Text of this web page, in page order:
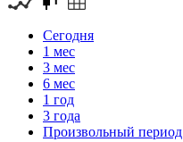
Сегодня
1 мес
3 мес
6 мес
1 год
3 года
Произвольный период